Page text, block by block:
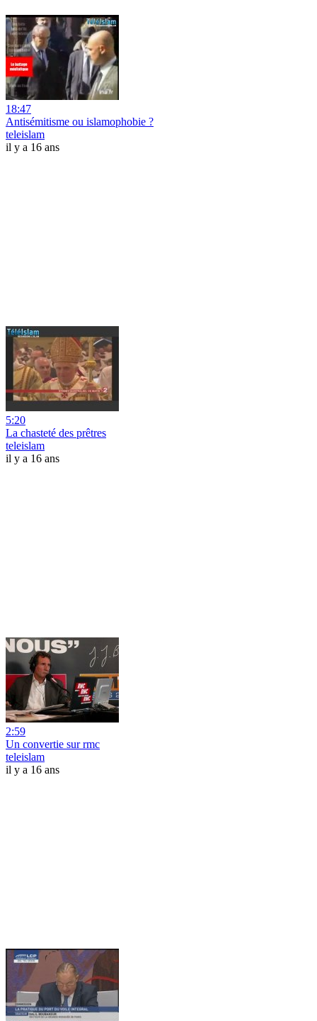
18:47
Antisémitisme ou islamophobie ?
teleislam
il y a 16 ans
5:20
La chasteté des prêtres
teleislam
il y a 16 ans
2:59
Un convertie sur rmc
teleislam
il y a 16 ans